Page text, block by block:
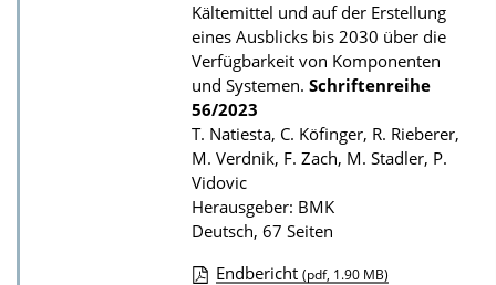
b
l
i
k
a
t
i
o
n
Kältemittel und auf der Erstellung
eines Ausblicks bis 2030 über die
Verfügbarkeit von Komponenten
und Systemen. Schriftenreihe
56/2023
T. Natiesta, C. Köfinger, R. Rieberer,
M. Verdnik, F. Zach, M. Stadler, P.
Vidovic
Herausgeber: BMK
Deutsch, 67 Seiten
Endbericht (pdf, 1.90 MB)